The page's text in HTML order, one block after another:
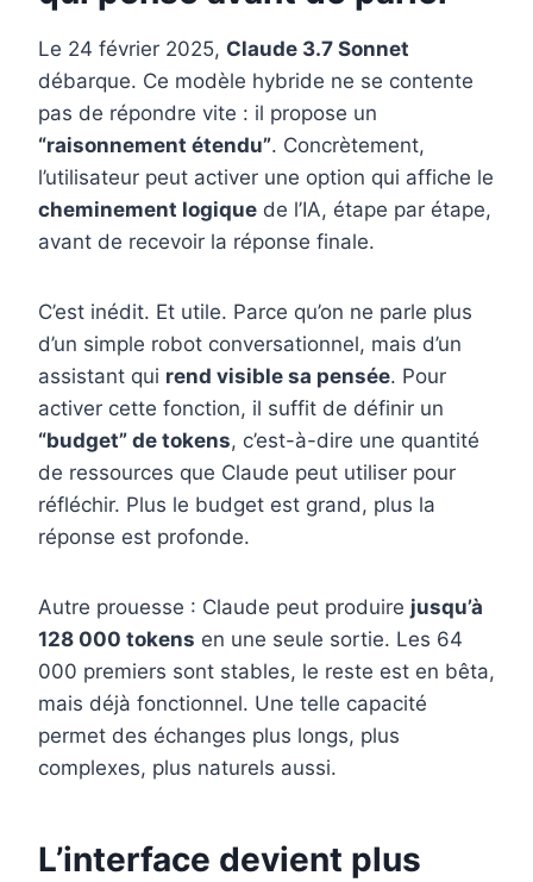
Le 24 février 2025, Claude 3.7 Sonnet
débarque. Ce modèle hybride ne se contente
pas de répondre vite : il propose un
“raisonnement étendu”. Concrètement,
l’utilisateur peut activer une option qui affiche le
cheminement logique de l’IA, étape par étape,
avant de recevoir la réponse finale.
C’est inédit. Et utile. Parce qu’on ne parle plus
d’un simple robot conversationnel, mais d’un
assistant qui rend visible sa pensée. Pour
activer cette fonction, il suffit de définir un
“budget” de tokens, c’est-à-dire une quantité
de ressources que Claude peut utiliser pour
réfléchir. Plus le budget est grand, plus la
réponse est profonde.
Autre prouesse : Claude peut produire jusqu’à
128 000 tokens en une seule sortie. Les 64
000 premiers sont stables, le reste est en bêta,
mais déjà fonctionnel. Une telle capacité
permet des échanges plus longs, plus
complexes, plus naturels aussi.
L’interface devient plus